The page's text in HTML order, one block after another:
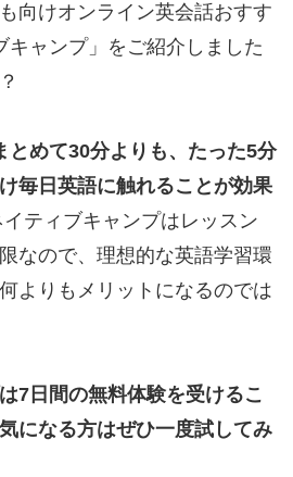
向けオンライン英会話おすす
キャンプ」をご紹介しました
とめて30分よりも、たった5分
毎日英語に触れることが効果
イティブキャンプはレッスン
なので、理想的な英語学習環
よりもメリットになるのでは
7日間の無料体験を受けるこ
になる方はぜひ一度試してみ